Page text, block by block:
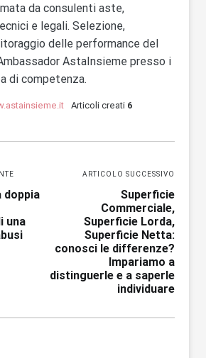
da consulenti aste,
e legali. Selezione,
delle performance del
AstaInsieme presso i
di competenza.
Articoli creati 6
doppia
una
ARTICOLO SUCCESSIVO
Superficie
Commerciale,
Superficie Lorda,
Superficie Netta:
conosci le differenze?
Impariamo a
distinguerle e a saperle
individuare